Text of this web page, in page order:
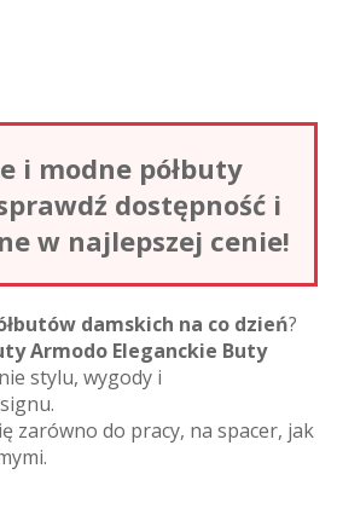
i modne półbuty
dostępność i
w najlepszej cenie!
damskich na co dzień?
Armodo Eleganckie Buty
stylu, wygody i
zarówno do pracy, na spacer, jak